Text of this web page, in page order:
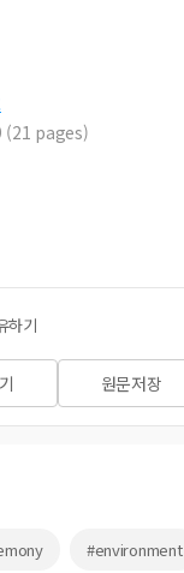
(21 pages)
하기
원문저장
#environment